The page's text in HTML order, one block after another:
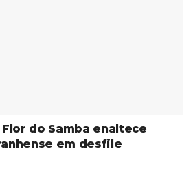
do Samba enaltece
em desfile